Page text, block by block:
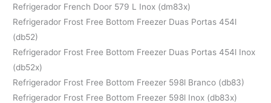
Refrigerador French Door 579 L Inox (dm83x)
Refrigerador Frost Free Bottom Freezer Duas Portas 454l
(db52)
Refrigerador Frost Free Bottom Freezer Duas Portas 454l Inox
(db52x)
Refrigerador Frost Free Bottom Freezer 598l Branco (db83)
Refrigerador Frost Free Bottom Freezer 598l Inox (db83x)